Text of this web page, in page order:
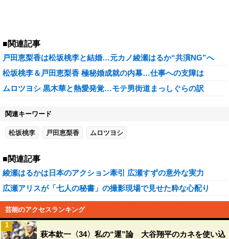
■関連記事
戸田恵梨香は松坂桃李と結婚…元カノ綾瀬はるか“共演NG”へ
松坂桃李＆戸田恵梨香 極秘婚成就の内幕…仕事への支障は
ムロツヨシ 黒木華と熱愛発覚…モテ男街道まっしぐらの訳
関連キーワード
松坂桃李 戸田恵梨香 ムロツヨシ
■関連記事
綾瀬はるかは日本のアクション牽引 広瀬すずの意外な実力
広瀬アリスが「七人の秘書」の撮影現場で見せた粋な心配り
芸能のアクセスランキング
萩本欽一〈34〉私の“運”論 大谷翔平のカネを使い込
1